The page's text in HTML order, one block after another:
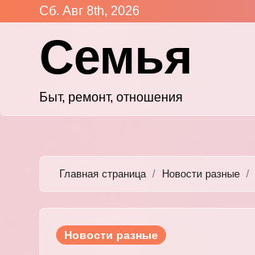
Перейти
содержимому
Сб. Авг 8th, 2026
Семья
Быт, ремонт, отношения
Главная страница Новости разные
Новости разные